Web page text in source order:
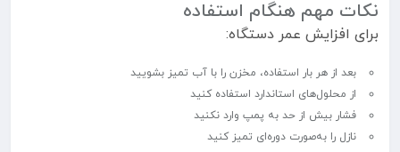
نکات مهم هنگام استفاده
برای افزایش عمر دستگاه:
بعد از هر بار استفاده، مخزن را با آب تمیز بشویید
از محلول‌های استاندارد استفاده کنید
فشار بیش از حد به پمپ وارد نکنید
نازل را به‌صورت دوره‌ای تمیز کنید